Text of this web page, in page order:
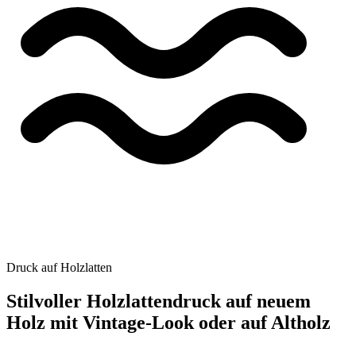
Druck auf Holzlatten
Stilvoller Holzlattendruck auf neuem
Holz mit Vintage-Look oder auf Altholz